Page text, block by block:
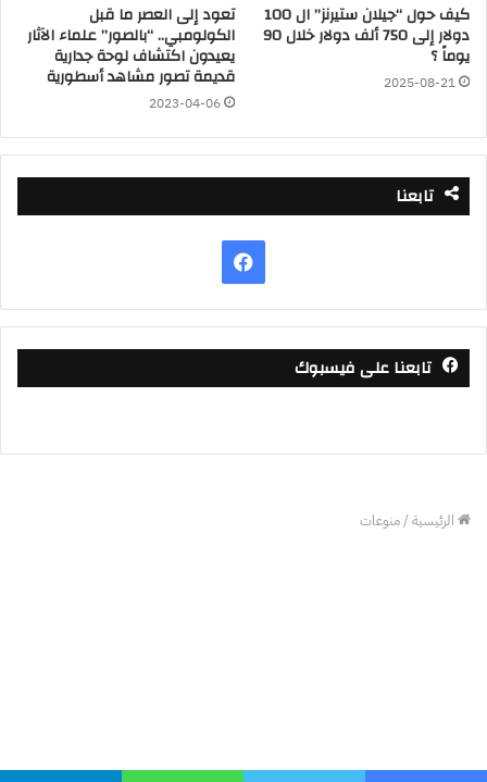
كيف حول “جيلان ستيرنز” ال 100
دولار إلى 750 ألف دولار خلال 90
يوماً ؟
2025-08-21
تعود إلى العصر ما قبل
الكولومبي.. “بالصور” علماء الآثار
يعيدون اكتشاف لوحة جدارية
قديمة تصور مشاهد أسطورية
2023-04-06
تابعنا
فيسبوك
تابعنا على فيسبوك